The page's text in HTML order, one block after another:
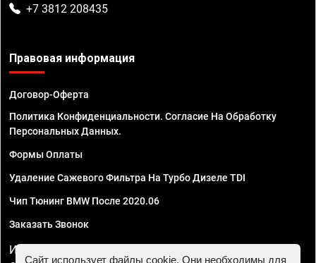
+7 3812 208435
Правовая информация
Договор-Оферта
Политика Конфиденциальности. Согласие На Обработку
Персональных Данных.
Формы Оплаты
Удаление Сажевого Фильтра На Турбо Дизеле TDI
Чип Тюнинг BMW После 2020.06
Заказать Звонок
ИП Смирнов Георгий Павлович. ИНН 781302555843,
Сайт использует файлы cookie. Они необходимы для